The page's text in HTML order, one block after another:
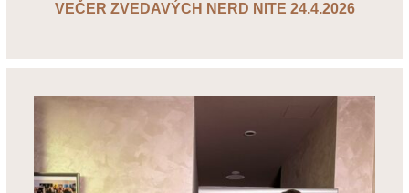
VEČER ZVEDAVÝCH NERD NITE 24.4.2026